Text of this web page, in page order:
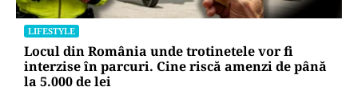
LIFESTYLE
Locul din România unde trotinetele vor fi
interzise în parcuri. Cine riscă amenzi de până
la 5.000 de lei